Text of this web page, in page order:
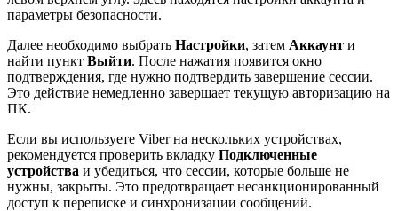
параметры безопасности.
Далее необходимо выбрать Настройки, затем Аккаунт и
найти пункт Выйти. После нажатия появится окно
подтверждения, где нужно подтвердить завершение сессии.
Это действие немедленно завершает текущую авторизацию на
ПК.
Если вы используете Viber на нескольких устройствах,
рекомендуется проверить вкладку Подключенные
устройства и убедиться, что сессии, которые больше не
нужны, закрыты. Это предотвращает несанкционированный
доступ к переписке и синхронизации сообщений.